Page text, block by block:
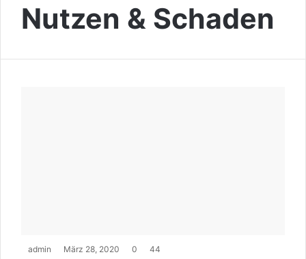
Nutzen & Schaden
admin März 28, 2020 0 44